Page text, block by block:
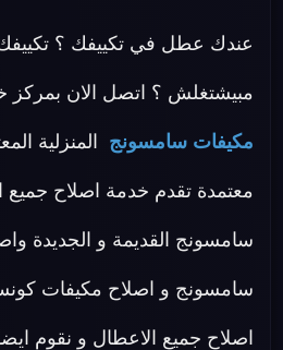
عندك عطل في تكييفك ؟
مبيشتغلش ؟ اتصل الان بمركز
مكيفات سامسونج المنزلية
معتمدة تقدم خدمة اصلاح جميع
سامسونج القديمة و الجديدة
سامسونج و اصلاح مكيفات
اصلاح جميع الاعطال و نقوم